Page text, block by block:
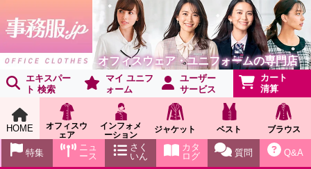
オフィスウェア・ユニフォームの専門店
エキスパー
ト 検索
マイ ユニフ
ォーム
ユーザー
サービス
カート
清算
HOME
オフィスウ
ェア
インフォメ
ーション
ショールー
ム
ジャケット ベスト ブラウス
Q&A
質問
カタ
ログ
さく
いん
ニュ
ース
特集